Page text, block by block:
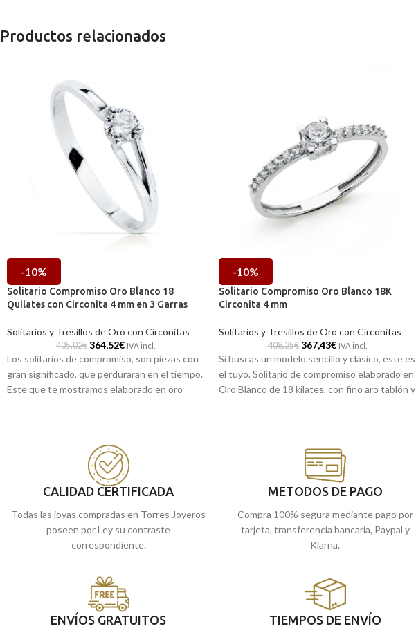
Productos relacionados
-10%
Solitario Compromiso Oro Blanco 18
Quilates con Circonita 4 mm en 3 Garras
Solitarios y Tresillos de Oro con Circonitas
405,02€ 364,52€ IVA incl.
Los solitarios de compromiso, son piezas con
gran significado, que perduraran en el tiempo.
Este que te mostramos elaborado en oro
acompañará siempre.
Recógelo en nuestras tiendas de Málaga, o
si lo prefieres, haz el pedido online y te lo
-10%
Solitario Compromiso Oro Blanco 18K
Circonita 4 mm
Solitarios y Tresillos de Oro con Circonitas
408,25€ 367,43€ IVA incl.
Si buscas un modelo sencillo y clásico, este es
el tuyo. Solitario de compromiso elaborado en
Oro Blanco de 18 kilates, con fino aro tablón y
si lo prefieres, haz el pedido online y te lo
CALIDAD CERTIFICADA
Todas las joyas compradas en Torres Joyeros
poseen por Ley su contraste
correspondiente.
METODOS DE PAGO
Compra 100% segura mediante pago por
tarjeta, transferencia bancaria, Paypal y
Klarna.
ENVÍOS GRATUITOS TIEMPOS DE ENVÍO